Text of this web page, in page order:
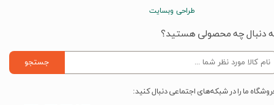
طراحی وبسایت
دنبال چه محصولی هستید؟
جستجو
ما را در شبکه‌های اجتماعی دنبال کنید: